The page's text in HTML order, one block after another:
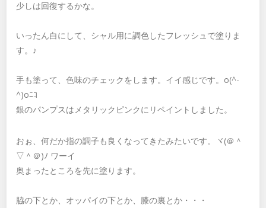
少しは回復するかな。
いったん白にして、シャル用に調色したフレッシュで塗りま
す。♪
手も塗って、色味のチェックをします。イイ感じです。o(^-
^)oﾆｺ
銀のパンプスはメタリックピンクにリペイントしました。
おぉ、何だか指の調子も良くなってきたみたいです。ヾ(＠＾
▽＾＠)ﾉ ワーイ
奥まったところを先に塗ります。
脇の下とか、オッパイの下とか、膝の裏とか・・・